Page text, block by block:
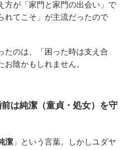
方が「家門と家門の出会い」で
れてこそ」が主流だったので
たのは、「困った時は支え合
お陰かもしれません。
は純潔（童貞・処女）を守
潔」という言葉。しかしユダヤ